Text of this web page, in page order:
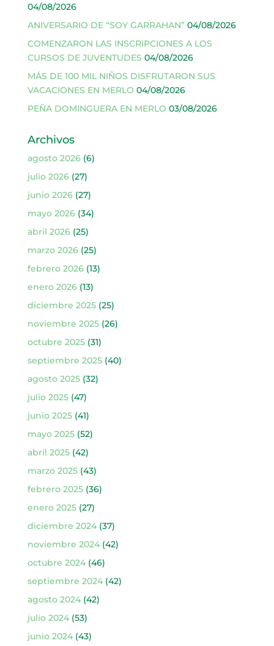
04/08/2026
ANIVERSARIO DE “SOY GARRAHAN” 04/08/2026
COMENZARON LAS INSCRIPCIONES A LOS
CURSOS DE JUVENTUDES 04/08/2026
MÁS DE 100 MIL NIÑOS DISFRUTARON SUS
VACACIONES EN MERLO 04/08/2026
PEÑA DOMINGUERA EN MERLO 03/08/2026
Archivos
agosto 2026(6)
julio 2026(27)
junio 2026(27)
mayo 2026(34)
abril 2026(25)
marzo 2026(25)
febrero 2026(13)
enero 2026(13)
diciembre 2025(25)
noviembre 2025(26)
octubre 2025(31)
septiembre 2025(40)
agosto 2025(32)
julio 2025(47)
junio 2025(41)
mayo 2025(52)
abril 2025(42)
marzo 2025(43)
febrero 2025(36)
enero 2025(27)
diciembre 2024(37)
noviembre 2024(42)
octubre 2024(46)
septiembre 2024(42)
agosto 2024(42)
julio 2024(53)
junio 2024(43)